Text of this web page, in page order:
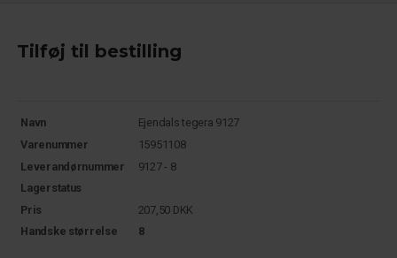
Tilføj til bestilling
Navn
Ejendals tegera 9127
Varenummer
15951108
Leverandørnummer
9127 - 8
Lagerstatus
Pris
207,50 DKK
Handske størrelse
8